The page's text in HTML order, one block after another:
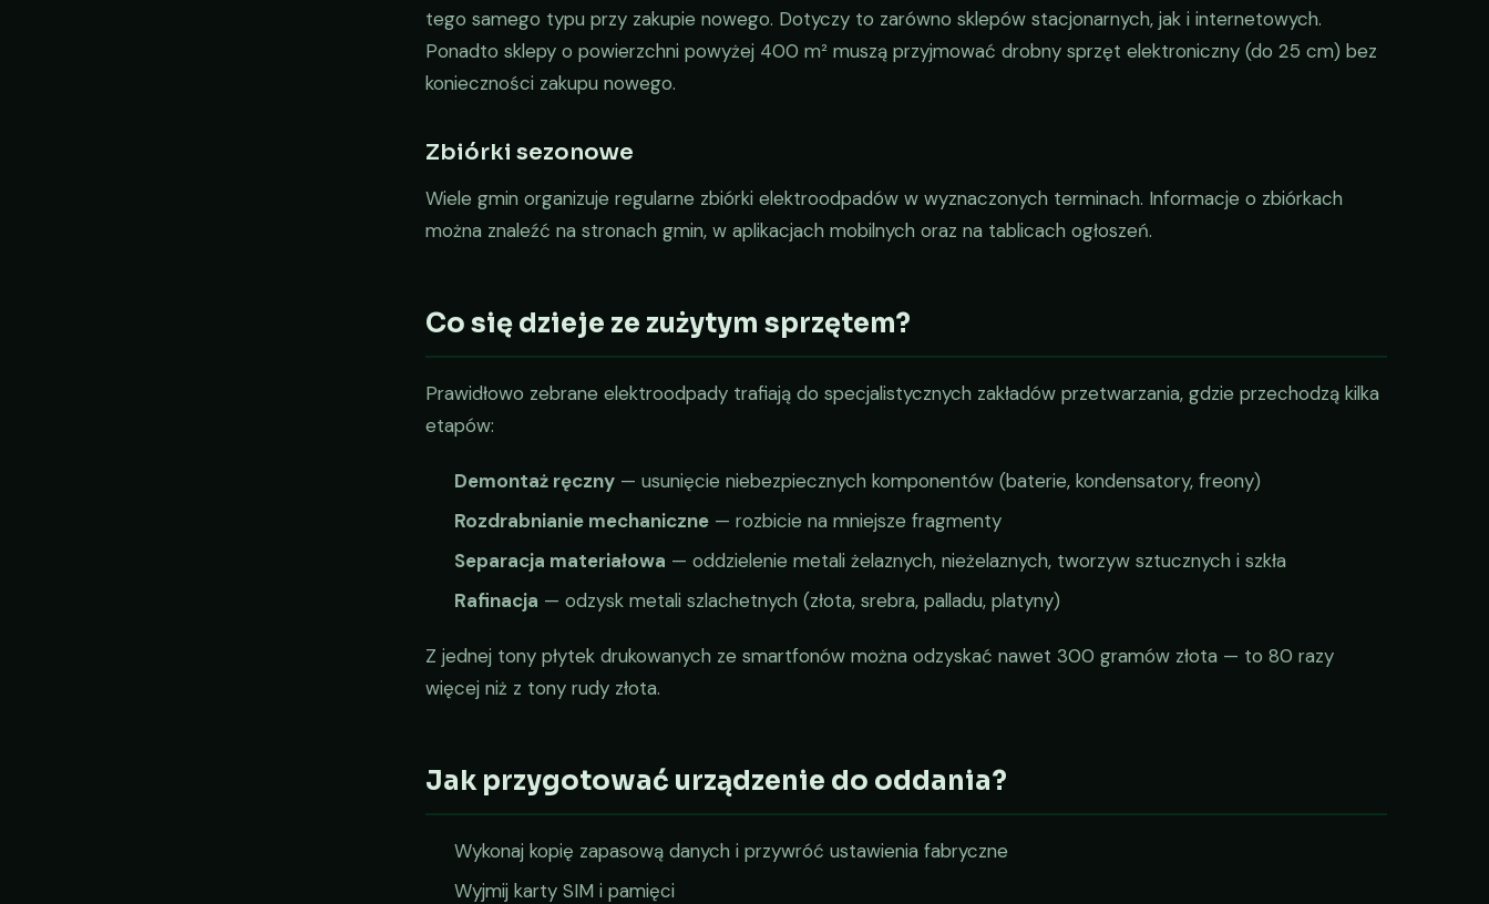
tego samego typu przy zakupie nowego. Dotyczy to zarówno sklepów stacjonarnych, jak i internetowych.
Ponadto sklepy o powierzchni powyżej 400 m² muszą przyjmować drobny sprzęt elektroniczny (do 25 cm) bez
konieczności zakupu nowego.
Zbiórki sezonowe
Wiele gmin organizuje regularne zbiórki elektroodpadów w wyznaczonych terminach. Informacje o zbiórkach
można znaleźć na stronach gmin, w aplikacjach mobilnych oraz na tablicach ogłoszeń.
Co się dzieje ze zużytym sprzętem?
Prawidłowo zebrane elektroodpady trafiają do specjalistycznych zakładów przetwarzania, gdzie przechodzą kilka
etapów:
Demontaż ręczny— usunięcie niebezpiecznych komponentów (baterie, kondensatory, freony)
Rozdrabnianie mechaniczne— rozbicie na mniejsze fragmenty
Separacja materiałowa — oddzielenie metali żelaznych, nieżelaznych, tworzyw sztucznych i szkła
Rafinacja — odzysk metali szlachetnych (złota, srebra, palladu, platyny)
Z jednej tony płytek drukowanych ze smartfonów można odzyskać nawet 300 gramów złota — to 80 razy
więcej niż z tony rudy złota.
Jak przygotować urządzenie do oddania?
Wykonaj kopię zapasową danych i przywróć ustawienia fabryczne
Wyjmij karty SIM i pamięci